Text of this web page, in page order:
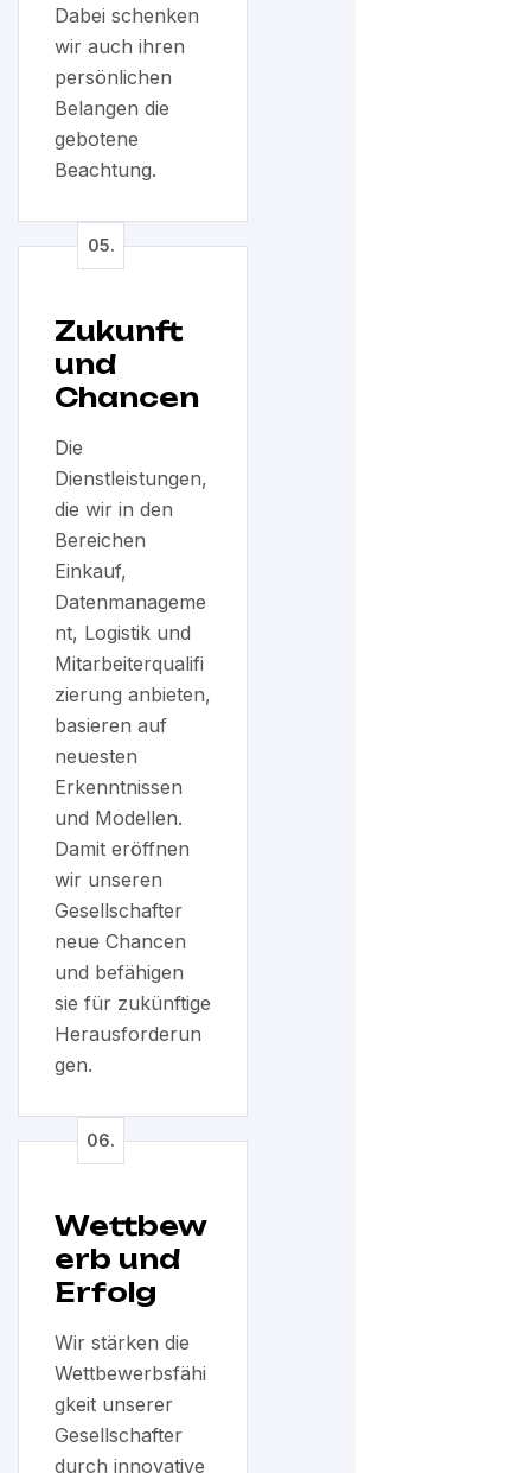
Dabei schenken
wir auch ihren
persönlichen
Belangen die
gebotene
Beachtung.
Zukunft
und
Chancen
Die
Dienstleistungen,
die wir in den
Bereichen
Einkauf,
Datenmanageme
nt, Logistik und
Mitarbeiterqualifi
zierung anbieten,
basieren auf
neuesten
Erkenntnissen
und Modellen.
Damit eröffnen
wir unseren
Gesellschafter
neue Chancen
und befähigen
sie für zukünftige
Herausforderun
gen.
Wettbew
erb und
Erfolg
Wir stärken die
Wettbewerbsfähi
gkeit unserer
Gesellschafter
durch innovative